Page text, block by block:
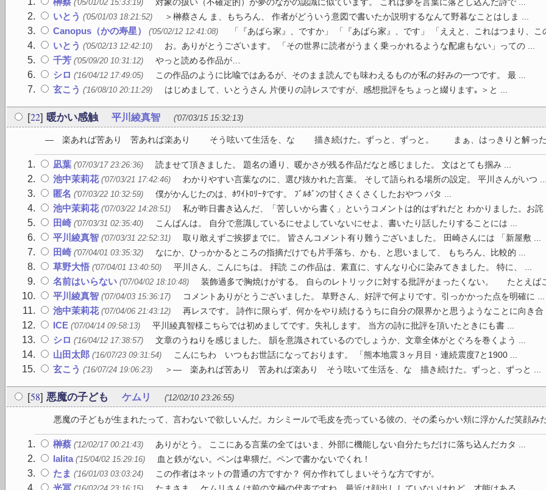
('05/01/02 15:33:19)
いとう ('05/01/03 18:21:52) ＞榊蔡さん ま、もちろん、 作者がどういう意図で書いたか説明するなんて野暮なことはしま ...
Canopus（かの寿星） ('05/02/12 12:41:08) 「『あばら家』、ですか」 「『あばら家』、です」 「ええと、これはつまり、こ
いとう ('05/02/13 12:42:10) お。ありがとうございます。 「その世界に読者がうまく乗っかれるような配慮もない」っての ...
千芳 ('05/09/20 10:31:12) やっと読める作品が…
シロ ('16/04/12 17:49:05) この作品のように比喩ではあるが、そのまま読んでも味わえるものが私の好みの一つです。 最 ...
玄こう ('16/08/10 20:11:29) はじめまして、いとうさん 片便りの詩レスですが、感想批評をちょっと綴ります｡ ＞と ...
[22] 暖かい感触 平川綾真智 ('07/03/15 15:32:13)
― 楽あれば苦あり 苦あれば楽あり そう呟いて生活を、な 描き続けた。ずっと、ずっと。 まぁ、はっきりと解った
凪葉 ('07/03/17 23:26:36) 読ませて頂きました。 題名の通り、暖かさが残る作品だなと感じました。 文はとても掴み ...
池中茉莉花 ('07/03/21 17:42:46) わかりやすい言葉なのに、選び抜かれた言葉。 そして語られる場所の設定。 平川さんがいつ
匿名 ('07/03/22 10:32:59) 僕がかんじたのは、ﾎﾜｲﾄﾛﾘｰﾀです。 ﾌﾞﾙﾎﾞﾝの甘くさくさくしたおやつ バタ ...
池中茉莉花 ('07/03/22 14:28:51) 私が昨日書き込んだ、「苦しいから書く」というコメントは的はずれだと わかりました。お詫
田崎 ('07/03/31 02:35:40) こんばんは。 自分で意識しているにせよしていないにせよ、書いたり話したりすることには ...
平川綾真智 ('07/03/31 22:52:31) 取り敢えずご挨拶までに。 皆さんコメント有り難うございました。 田崎さんには 「新屋敷 ...
田崎 ('07/04/01 03:35:32) なにか、ひっかかるところの指摘だけでも片手落ち、かも、と思いまして、 もちろん、比較的 ...
草野大悟 ('07/04/01 13:40:50) 平川さん、こんにちは。 拝読 この作品は、素直に、すんなり心に染みてきました。 特に、 ...
名前はいらない ('07/04/02 18:10:48) 装飾過多で胸焼けがする。 自らのレトリックに対する批評がまったくない。 たとえば
平川綾真智 ('07/04/03 15:36:17) コメントありがとうございました。 草野さん、好評で何よりです。引っかかった点を明確に ...
池中茉莉花 ('07/04/06 21:43:12) 再レスです。 詩作に限らず、何かをやり続けるうちに自分の限界かと思うようなことに向き合
ICE ('07/04/14 09:58:13) 平川綾真智様こちらでは初めましてです。失礼します。 当方の詩に批評を頂いたときにも書 ...
シロ ('16/04/12 17:38:57) 文章のうねりを感じました。 韻を意識されているのでしょうか、文章全体がとぐろを巻くよう ...
山田太郎 ('16/07/23 09:31:54) こんにちわ いつもお世話になっております。 「熊本地震３ヶ月目・連続震度7と1900 ...
玄こう ('16/07/24 19:06:23) ＞― 楽あれば苦あり 苦あれば楽あり そう呟いて生活を、な 描き続けた。ずっと、ずっと ...
[58] 悪魔の子ども ケムリ ('12/02/10 23:26:55)
悪魔の子どもが生まれたって、言わないで欲しいんだ。カシミールで毛皮を売っている彼の、その柔らかい頬に浮かんだ笑顔み
榊蔡 ('12/02/17 00:21:43) ありがとう。 ここにある言葉の全てはいま、外部に機能しない自分たちだけに落ち込んだカタ ...
lalita ('15/04/02 15:29:16) 血と鉄がない。ペンは卑猥だ。ペンで書かないでくれ！
たま ('16/01/03 03:03:24) この作者はネットの普通の方ですか？ 何か作れてしまいそうな方ですが。
光冨 たまさま。 ケムリさんは前の文極の代表ですね。最近は顔出ししていないけれど。才能はある ...